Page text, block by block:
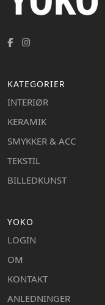
KATEGORIER
INTERIØR
KERAMIK
SMYKKER & ACC
TEKSTIL
BILLEDKUNST
YOKO
LOGIN
OM
KONTAKT
ANLEDNINGER